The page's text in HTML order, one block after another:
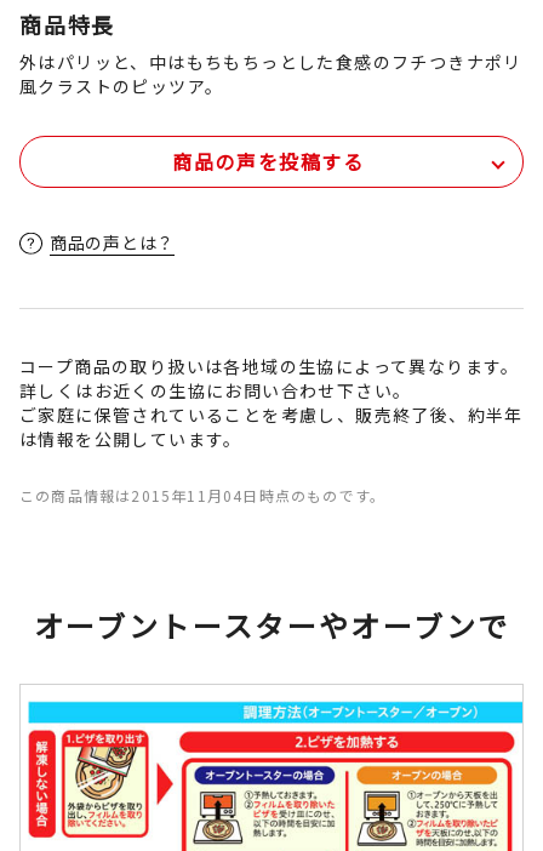
商品特長
外はパリッと、中はもちもちっとした食感のフチつきナポリ
風クラストのピッツア。
商品の声を投稿する
商品の声とは？
コープ商品の取り扱いは各地域の生協によって異なります。
詳しくはお近くの生協にお問い合わせ下さい。
ご家庭に保管されていることを考慮し、販売終了後、約半年
は情報を公開しています。
この商品情報は2015年11月04日時点のものです。
オーブントースターやオーブンで